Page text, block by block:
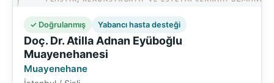
✓ Doğrulanmış Yabancı hasta desteği
Doç. Dr. Atilla Adnan Eyüboğlu
Muayenehanesi
Muayenehane